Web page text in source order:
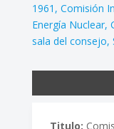
1961 Comisión
Energía Nuclear
sala del consejo
Titulo: